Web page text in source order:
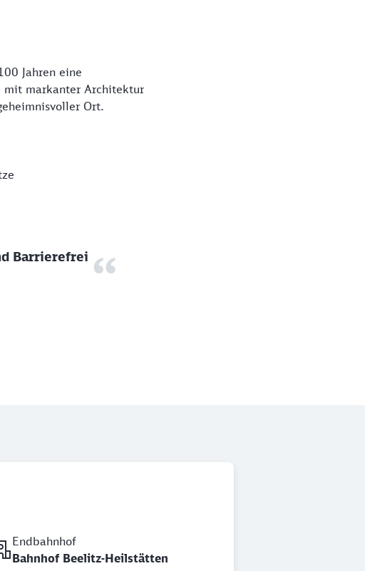
Jahren eine
mit markanter Architektur
Ort.
Barrierefrei
Endbahnhof
Bahnhof Beelitz-Heilstätten